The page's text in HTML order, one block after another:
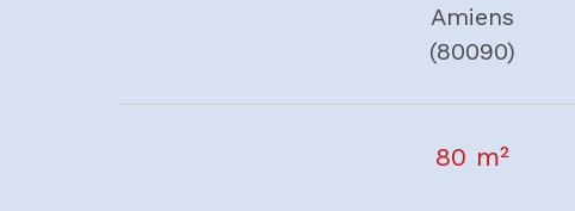
Amiens
(80090)
80 m²